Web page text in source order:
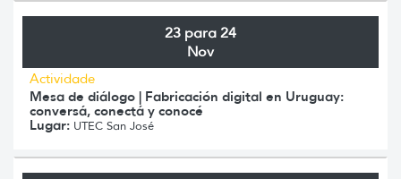
23 para 24
Nov
Actividade
Mesa de diálogo | Fabricación digital en Uruguay:
conversá, conectá y conocé
Lugar: UTEC San José